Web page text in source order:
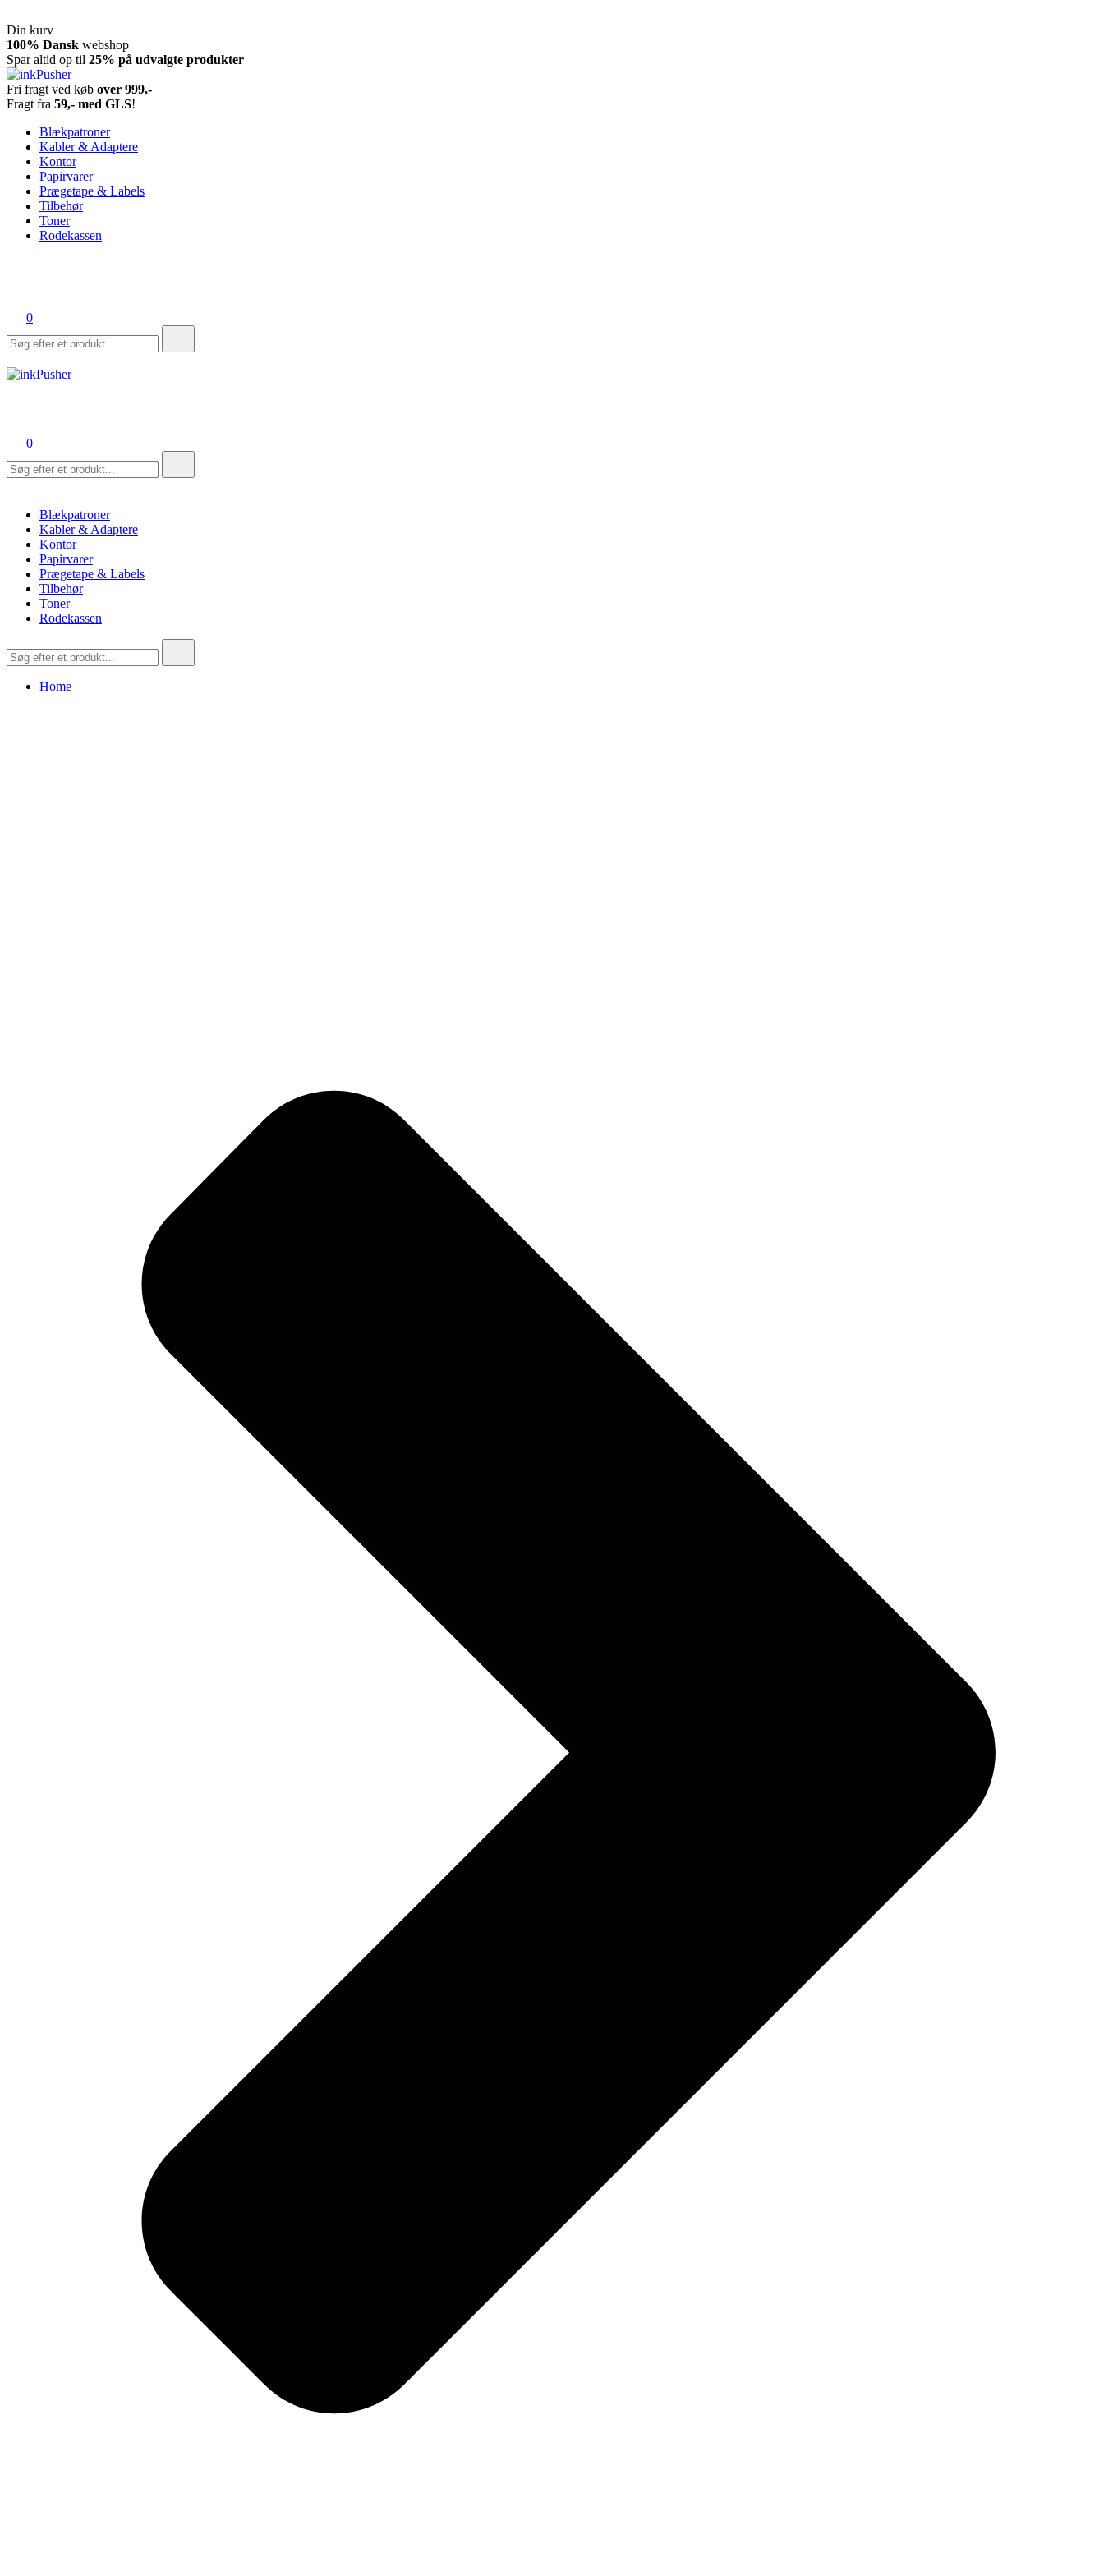
Din kurv
Spring
til
indhold
100% Dansk webshop
Spar altid op til 25% på udvalgte produkter
inkPusher
Leverandør af blækpatroner, kontor artikler og meget mere
Fri fragt ved køb over 999,-
Fragt fra 59,- med GLS!
Blækpatroner
Kabler & Adaptere
Kontor
Papirvarer
Prægetape & Labels
Tilbehør
Toner
Rodekassen
0
efter:
0
efter:
Blækpatroner
Kabler & Adaptere
Kontor
Papirvarer
Prægetape & Labels
Tilbehør
Toner
Rodekassen
efter:
Home